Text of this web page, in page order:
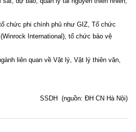
chức phi chính phủ như GIZ, Tổ chức
International), tổ chức bảo vệ
liên quan về Vật lý, Vật lý thiên văn,
SSDH (nguồn: ĐH CN Hà Nội)